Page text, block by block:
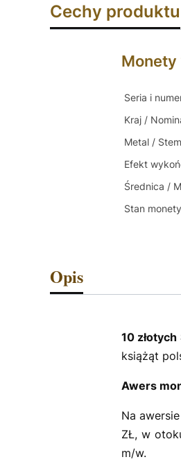
Cechy produktu
Monety
Seria i
Kraj /
Metal /
Efekt
Średnica /
Stan monety
Opis
10
książąt
Awers
Na
ZŁ, w
m/w.